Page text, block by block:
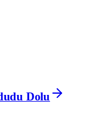
Dolu